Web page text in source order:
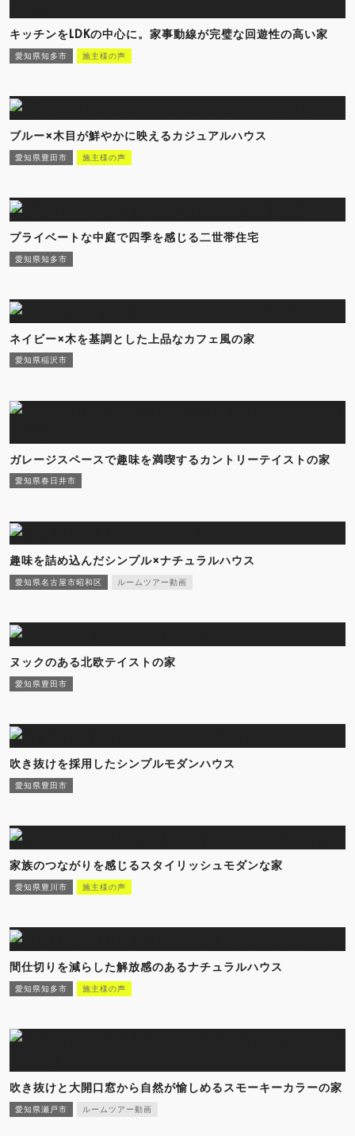
キッチンをLDKの中心に。家事動線が完璧な回遊性の高い家
愛知県知多市 施主様の声
ブルー×木目が鮮やかに映えるカジュアルハウス
愛知県豊田市 施主様の声
プライベートな中庭で四季を感じる二世帯住宅
愛知県知多市
ネイビー×木を基調とした上品なカフェ風の家
愛知県稲沢市
ガレージスペースで趣味を満喫するカントリーテイストの家
愛知県春日井市
趣味を詰め込んだシンプル×ナチュラルハウス
愛知県名古屋市昭和区 ルームツアー動画
ヌックのある北欧テイストの家
愛知県豊田市
吹き抜けを採用したシンプルモダンハウス
愛知県豊田市
家族のつながりを感じるスタイリッシュモダンな家
愛知県豊川市 施主様の声
間仕切りを減らした解放感のあるナチュラルハウス
愛知県知多市 施主様の声
吹き抜けと大開口窓から自然が愉しめるスモーキーカラーの家
愛知県瀬戸市 ルームツアー動画